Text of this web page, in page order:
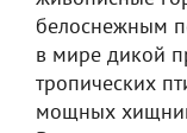
белоснежным
в мире дикой
тропических
мощных